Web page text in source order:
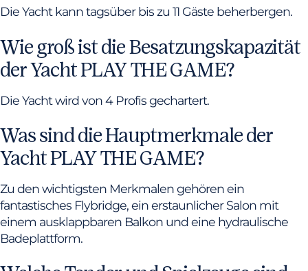
Die Yacht kann tagsüber bis zu 11 Gäste beherbergen.
Wie groß ist die Besatzungskapazität
der Yacht PLAY THE GAME?
Die Yacht wird von 4 Profis gechartert.
Was sind die Hauptmerkmale der
Yacht PLAY THE GAME?
Zu den wichtigsten Merkmalen gehören ein
fantastisches Flybridge, ein erstaunlicher Salon mit
einem ausklappbaren Balkon und eine hydraulische
Badeplattform.